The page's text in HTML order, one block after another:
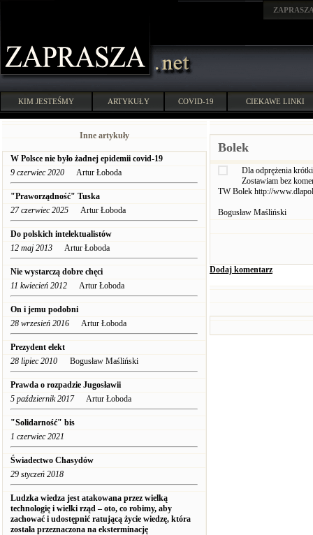
KIM JESTEŚMY ARTYKUŁY COVID-19 CIEKAWE LINKI
Inne artykuły
W Polsce nie było żadnej epidemii covid-19
9 czerwiec 2020 Artur Łoboda
"Praworządność" Tuska
27 czerwiec 2025 Artur Łoboda
Do polskich intelektualistów
12 maj 2013 Artur Łoboda
Nie wystarczą dobre chęci
11 kwiecień 2012 Artur Łoboda
On i jemu podobni
28 wrzesień 2016 Artur Łoboda
Prezydent elekt
28 lipiec 2010 Bogusław Maśliński
Prawda o rozpadzie Jugosławii
5 październik 2017Artur Łoboda
"Solidarność" bis
1 czerwiec 2021
Świadectwo Chasydów
29 styczeń 2018
Ludzka wiedza jest atakowana przez wielką
technologię i wielki rząd – oto, co robimy, aby
zachować i udostępnić ratującą życie wiedzę, która
została przeznaczona na eksterminację
Bolek
Dla odprężenia
Zostawiam bez
TW Bolek http://
Bogusław Maśliński
Dodaj komentarz